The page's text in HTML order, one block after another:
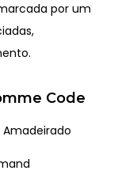
por um
Code